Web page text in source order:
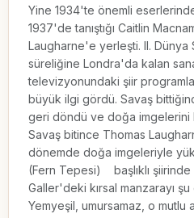
Yine 1934'te önemli
1937'de tanıştığı Caitlin
Laugharne'e yerleşti. II. Dünya
süreliğine Londra'da kalan
televizyonundaki şiir
büyük ilgi gördü. Savaş
geri döndü ve doğa imgelerini
Savaş bitince Thomas
dönemde doğa imgeleriyle
(Fern Tepesi)    başlıklı
Galler'deki kırsal manzarayı
Yemyeşil, umursamaz, o mutlu